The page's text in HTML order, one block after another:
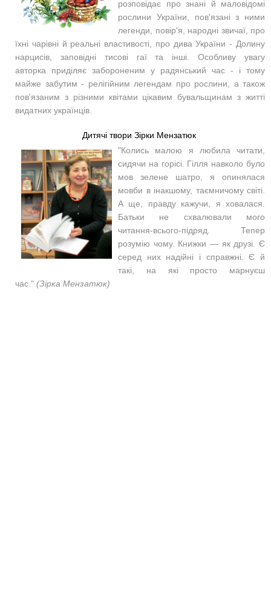
розповідає про знані й маловідомі
рослини України, пов'язані з ними
легенди, повір'я, народні звичаї, про
їхні чарівні й реальні властивості, про дива України - Долину
нарцисів, заповідні тисові гаї та інші.Особливу увагу
авторка приділяє забороненим у радянський час - і тому
майже забутим - релігійним легендам про рослини, а також
пов'язаним з різними квітами цікавим бувальщинам з житті
видатних українців.
Дитячі твори Зірки Мензатюк
"Колись малою я любила читати,
сидячи на горісі. Гілля навколо було
мов зелене шатро, я опинялася
мовби в інакшому, таємничому світі.
А ще, правду кажучи, я ховалася.
Батьки не схвалювали мого
читання-всього-підряд. Тепер
розумію чому. Книжки — як друзі. Є
серед них надійні і справжні. Є й
такі, на які просто марнуєш
час." (Зірка Мензатюк)